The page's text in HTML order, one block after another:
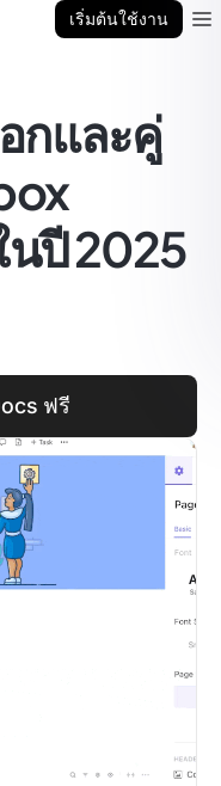
เริ่มต้นใช้งาน
กและคู่
ปี 2025
ฟรี